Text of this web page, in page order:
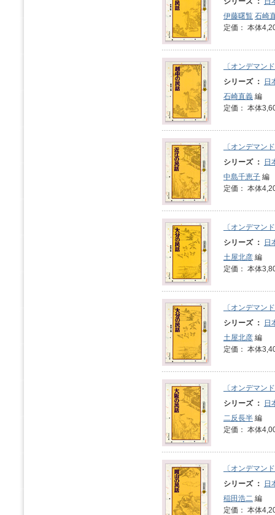
伊藤曙覧 石崎
定価： 本体
〔オンデマン
シリーズ ：
日
石崎直義 編
定価： 本体
〔オンデマン
シリーズ ：
日
中島千恵子 編
定価： 本体
〔オンデマン
シリーズ ：
日
土屋北彦 編
定価： 本体
〔オンデマン
シリーズ ：
日
土屋北彦 編
定価： 本体
〔オンデマン
シリーズ ：
日
二反長半 編
定価： 本体
〔オンデマン
シリーズ ：
日
稲田浩二 編
定価： 本体